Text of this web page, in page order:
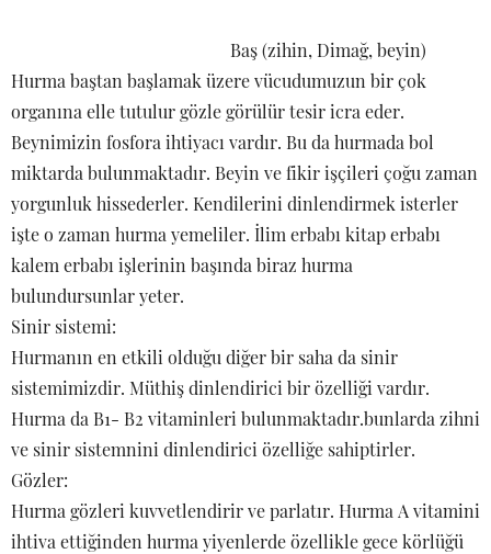
Baş (zihin, Dimağ, beyin)
Hurma baştan başlamak üzere vücudumuzun bir çok
organına elle tutulur gözle görülür tesir icra eder.
Beynimizin fosfora ihtiyacı vardır. Bu da hurmada bol
miktarda bulunmaktadır. Beyin ve fikir işçileri çoğu zaman
yorgunluk hissederler. Kendilerini dinlendirmek isterler
işte o zaman hurma yemeliler. İlim erbabı kitap erbabı
kalem erbabı işlerinin başında biraz hurma
bulundursunlar yeter.
Sinir sistemi:
Hurmanın en etkili olduğu diğer bir saha da sinir
sistemimizdir. Müthiş dinlendirici bir özelliği vardır.
Hurma da B1- B2 vitaminleri bulunmaktadır.bunlarda zihni
ve sinir sistemnini dinlendirici özelliğe sahiptirler.
Gözler:
Hurma gözleri kuvvetlendirir ve parlatır. Hurma A vitamini
ihtiva ettiğinden hurma yiyenlerde özellikle gece körlüğü